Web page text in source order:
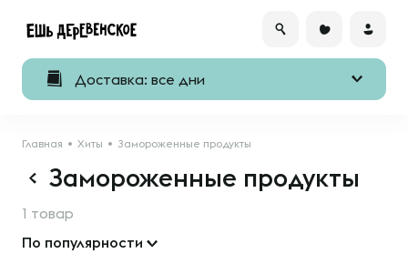
Доставка: все дни
Главная Хиты Замороженные продукты
Замороженные продукты
1 товар
По популярности